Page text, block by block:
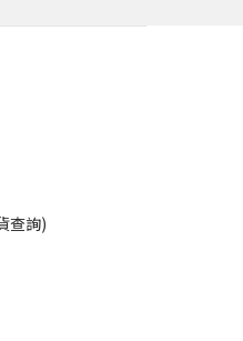
查詢)